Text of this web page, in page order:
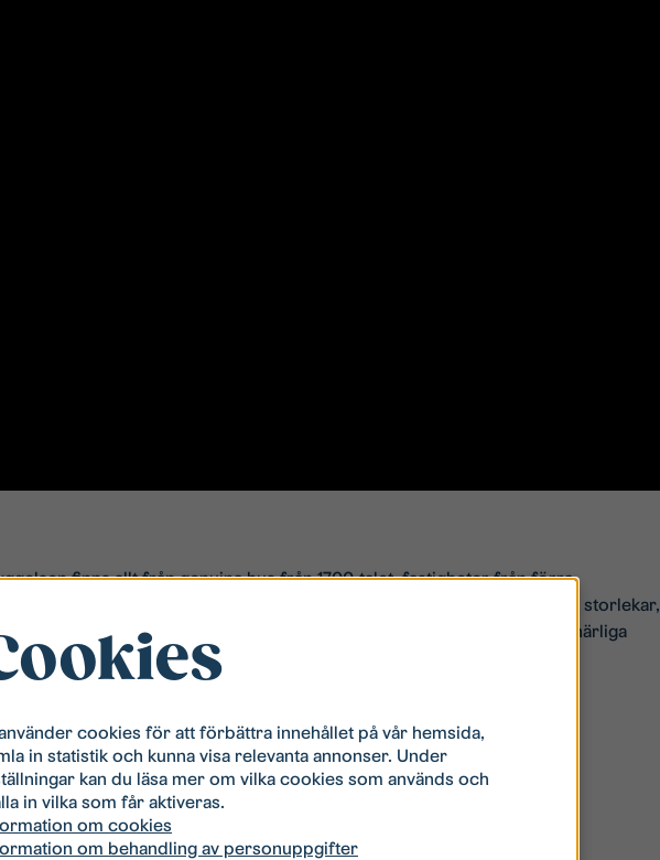
finns allt från genuina hus från 1700-talet, fastigheter från förra
hus som är byggda under 1990-talet. Stångåstaden har lägenheter i alla storlekar,
närhet till Domkyrka och livliga torg finner du också hus med gröna, härliga
du lugnet mitt i stan!
har du nära till:
cookies för att förbättra innehållet på vår hemsida,
in statistik och kunna visa relevanta annonser. Under
kan du läsa mer om vilka cookies som används och
in vilka som får aktiveras.
om cookies
om behandling av personuppgifter